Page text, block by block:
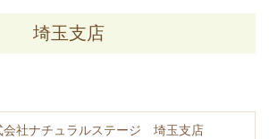
埼玉支店
会社ナチュラルステージ 埼玉支店